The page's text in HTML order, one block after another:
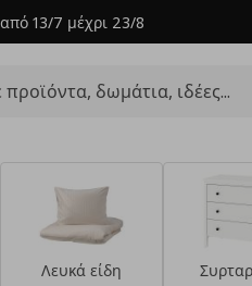
13/7 μέχρι 23/8
Λευκά είδη